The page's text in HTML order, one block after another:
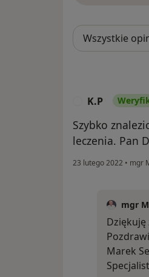
K.P
Szybko
leczenia. Pan
23 lutego 2022 • mgr
mgr
Dziękuję
Marek